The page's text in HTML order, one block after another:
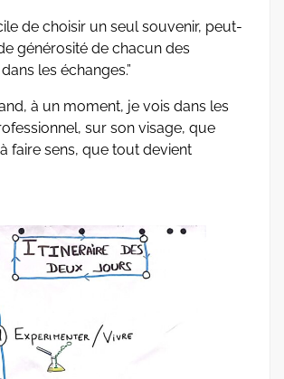
de choisir un seul souvenir, peut-
générosité de chacun des
les échanges.”
à un moment, je vois dans les
sur son visage, que
faire sens, que tout devient